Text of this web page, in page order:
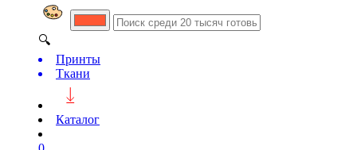
🔍
Принты
Ткани
Каталог